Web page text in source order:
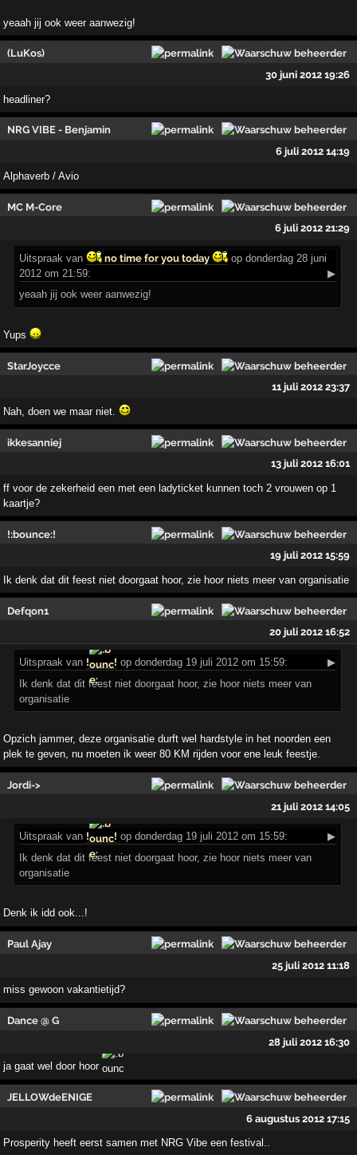
yeaah jij ook weer aanwezig!
(LuKos)
30 juni 2012 19:26
headliner?
NRG VIBE - Benjamin
6 juli 2012 14:19
Alphaverb / Avio
MC M-Core
6 juli 2012 21:29
Uitspraak van no time for you today
op donderdag 28 juni
2012 om 21:59:
▶
yeaah jij ook weer aanwezig!
Yups
StarJoycce
11 juli 2012 23:37
Nah, doen we maar niet.
ikkesanniej
13 juli 2012 16:01
ff voor de zekerheid een met een ladyticket kunnen toch 2 vrouwen op 1
kaartje?
!:bounce:!
19 juli 2012 15:59
Ik denk dat dit feest niet doorgaat hoor, zie hoor niets meer van organisatie
Defqon1
20 juli 2012 16:52
Uitspraak van ! ! op donderdag 19 juli 2012 om 15:59:
▶
Ik denk dat dit feest niet doorgaat hoor, zie hoor niets meer van
organisatie
Opzich jammer, deze organisatie durft wel hardstyle in het noorden een
plek te geven, nu moeten ik weer 80 KM rijden voor ene leuk feestje.
Jordi->
21 juli 2012 14:05
Uitspraak van ! ! op donderdag 19 juli 2012 om 15:59:
▶
Ik denk dat dit feest niet doorgaat hoor, zie hoor niets meer van
organisatie
Denk ik idd ook...!
Paul Ajay
25 juli 2012 11:18
miss gewoon vakantietijd?
Dance @ G
28 juli 2012 16:30
ja gaat wel door hoor
JELLOWdeENIGE
6 augustus 2012 17:15
Prosperity heeft eerst samen met NRG Vibe een festival..